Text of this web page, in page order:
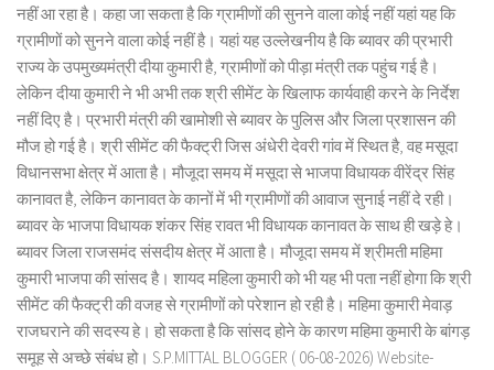
नहीं आ रहा है। कहा जा सकता है कि ग्रामीणों की सुनने वाला कोई नहीं यहां यह कि
ग्रामीणों को सुनने वाला कोई नहीं है। यहां यह उल्लेखनीय है कि ब्यावर की प्रभारी
राज्य के उपमुख्यमंत्री दीया कुमारी है, ग्रामीणों को पीड़ा मंत्री तक पहुंच गई है।
लेकिन दीया कुमारी ने भी अभी तक श्री सीमेंट के खिलाफ कार्यवाही करने के निर्देश
नहीं दिए है। प्रभारी मंत्री की खामोशी से ब्यावर के पुलिस और जिला प्रशासन की
मौज हो गई है। श्री सीमेंट की फैक्ट्री जिस अंधेरी देवरी गांव में स्थित है, वह मसूदा
विधानसभा क्षेत्र में आता है। मौजूदा समय में मसूदा से भाजपा विधायक वीरेंद्र सिंह
कानावत है, लेकिन कानावत के कानों में भी ग्रामीणों की आवाज सुनाई नहीं दे रही।
ब्यावर के भाजपा विधायक शंकर सिंह रावत भी विधायक कानावत के साथ ही खड़े हे।
ब्यावर जिला राजसमंद संसदीय क्षेत्र में आता है। मौजूदा समय में श्रीमती महिमा
कुमारी भाजपा की सांसद है। शायद महिला कुमारी को भी यह भी पता नहीं होगा कि श्री
सीमेंट की फैक्ट्री की वजह से ग्रामीणों को परेशान हो रही है। महिमा कुमारी मेवाड़
राजघराने की सदस्य हे। हो सकता है कि सांसद होने के कारण महिमा कुमारी के बांगड़
समूह से अच्छे संबंध हो। S.P.MITTAL BLOGGER ( 06-08-2026) Website-